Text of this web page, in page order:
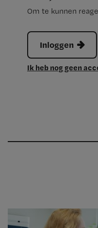
Om te kunnen
Inloggen
Ik heb nog geen